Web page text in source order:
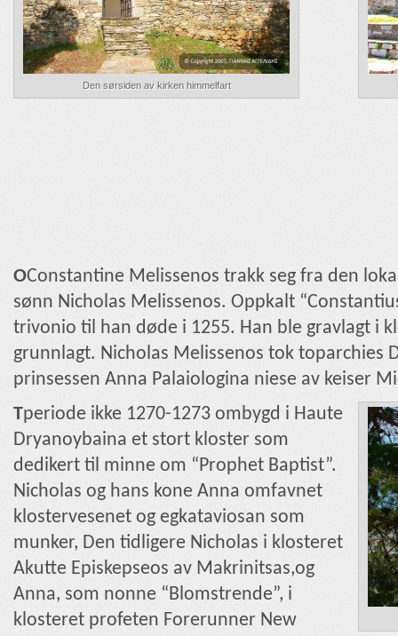
Den sørsiden av kirken himmelfart
ΟConstantine Melissenos trakk seg fra den
sønn Nicholas Melissenos. Oppkalt
trivonio til han døde i 1255. Han ble gravlagt i
grunnlagt. Nicholas Melissenos tok toparchies
prinsessen Anna Palaiologina niese av keiser
Tperiode ikke 1270-1273 ombygd i Haute
Dryanoybaina et stort kloster som
dedikert til minne om “Prophet Baptist”.
Nicholas og hans kone Anna omfavnet
klostervesenet og egkataviosan som
munker, Den tidligere Nicholas i klosteret
Akutte Episkepseos av Makrinitsas,og
Anna, som nonne “Blomstrende”, i
klosteret profeten Forerunner New